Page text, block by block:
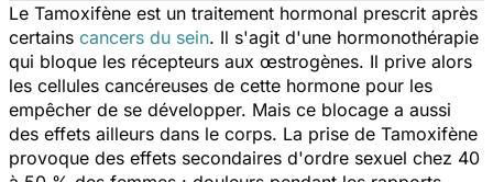
Le Tamoxifène est un traitement hormonal prescrit après
certains cancers du sein. Il s'agit d'une hormonothérapie
qui bloque les récepteurs aux œstrogènes. Il prive alors
les cellules cancéreuses de cette hormone pour les
empêcher de se développer. Mais ce blocage a aussi
des effets ailleurs dans le corps. La prise de Tamoxifène
provoque des effets secondaires d'ordre sexuel chez 40